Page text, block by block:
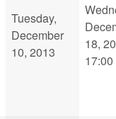
Tuesday,
December
10, 2013
18,
17:00